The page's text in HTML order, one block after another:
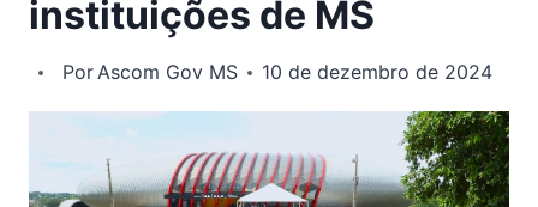
instituições de MS
PorAscom Gov MS 10 de dezembro de 2024